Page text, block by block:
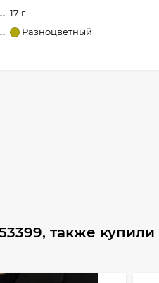
17 г
Разноцветный
также купили